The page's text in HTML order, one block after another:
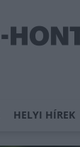
HELYI HÍREK